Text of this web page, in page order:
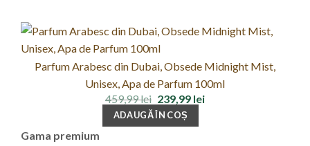
Parfum Arabesc din Dubai, Obsede Midnight Mist,
Unisex, Apa de Parfum 100ml
459,99lei Prețul
inițial
a
fost:
239,99 leiPrețul
ADAUGĂ ÎN COȘ
Gama premium